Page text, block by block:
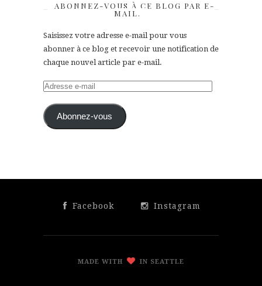
ABONNEZ-VOUS À CE BLOG PAR E-
MAIL.
Saisissez votre adresse e-mail pour vous
abonner à ce blog et recevoir une notification de
chaque nouvel article par e-mail.
Adresse
mail Abonnez-vous
Facebook Instagram
MADE WITH IN SEATTLE